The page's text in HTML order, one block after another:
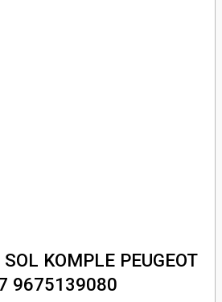
KOMPLE PEUGEOT
9675139080